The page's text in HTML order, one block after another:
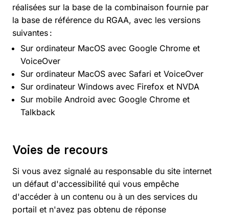
réalisées sur la base de la combinaison fournie par
la base de référence du RGAA, avec les versions
suivantes :
Sur ordinateur MacOS avec Google Chrome et
VoiceOver
Sur ordinateur MacOS avec Safari et VoiceOver
Sur ordinateur Windows avec Firefox et NVDA
Sur mobile Android avec Google Chrome et
Talkback
Voies de recours
Si vous avez signalé au responsable du site internet
un défaut d'accessibilité qui vous empêche
d'accéder à un contenu ou à un des services du
portail et n'avez pas obtenu de réponse